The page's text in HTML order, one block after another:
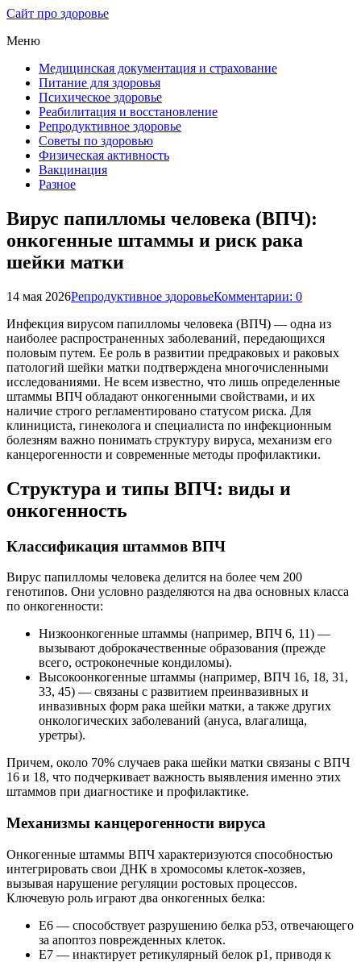
Сайт про здоровье
Меню
Медицинская документация и страхование
Питание для здоровья
Психическое здоровье
Реабилитация и восстановление
Репродуктивное здоровье
Советы по здоровью
Физическая активность
Вакцинация
Разное
Вирус папилломы человека (ВПЧ):
онкогенные штаммы и риск рака
шейки матки
14 мая 2026Репродуктивное здоровьеКомментарии: 0
Инфекция вирусом папилломы человека (ВПЧ) — одна из
наиболее распространенных заболеваний, передающихся
половым путем. Ее роль в развитии предраковых и раковых
патологий шейки матки подтверждена многочисленными
исследованиями. Не всем известно, что лишь определенные
штаммы ВПЧ обладают онкогенными свойствами, и их
наличие строго регламентировано статусом риска. Для
клинициста, гинеколога и специалиста по инфекционным
болезням важно понимать структуру вируса, механизм его
канцерогенности и современные методы профилактики.
Структура и типы ВПЧ: виды и
онкогенность
Классификация штаммов ВПЧ
Вирус папилломы человека делится на более чем 200
генотипов. Они условно разделяются на два основных класса
по онкогенности:
Низкоонкогенные штаммы (например, ВПЧ 6, 11) —
вызывают доброкачественные образования (прежде
всего, остроконечные кондиломы).
Высокоонкогенные штаммы (например, ВПЧ 16, 18, 31,
33, 45) — связаны с развитием преинвазивных и
инвазивных форм рака шейки матки, а также других
онкологических заболеваний (ануса, влагалища,
уретры).
Причем, около 70% случаев рака шейки матки связаны с ВПЧ
16 и 18, что подчеркивает важность выявления именно этих
штаммов при диагностике и профилактике.
Механизмы канцерогенности вируса
Онкогенные штаммы ВПЧ характеризуются способностью
интегрировать свои ДНК в хромосомы клеток-хозяев,
вызывая нарушение регуляции ростовых процессов.
Ключевую роль играют два онкогенных белка:
E6 — способствует разрушению белка p53, отвечающего
за апоптоз поврежденных клеток.
E7 — инактирует ретикулярный белок р1, приводя к